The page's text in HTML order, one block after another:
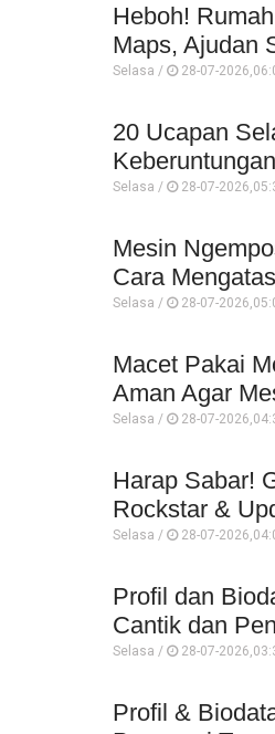
Heboh!
Maps, Ajudan
Selasa / 28-07-
20 Ucapan
Selasa / 28-07-
Mesin
Cara
Selasa / 28-07-
Macet Pakai
Aman Agar
Selasa / 28-07-
Harap Sabar!
Rockstar &
Selasa / 28-07-
Profil dan
Cantik dan
Selasa / 28-07-
Profil &